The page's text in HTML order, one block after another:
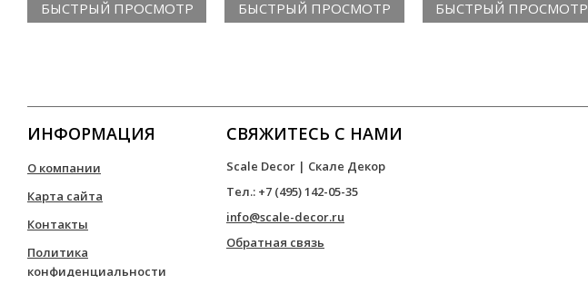
БЫСТРЫЙ ПРОСМОТР БЫСТРЫЙ ПРОСМОТР БЫСТРЫЙ ПРОСМОТР
ИНФОРМАЦИЯ
О компании
Карта сайта
Контакты
Политика
конфиденциальности
СВЯЖИТЕСЬ С НАМИ
Scale Decor | Скале Декор
Тел.: +7 (495) 142-05-35
info@scale-decor.ru
Обратная связь